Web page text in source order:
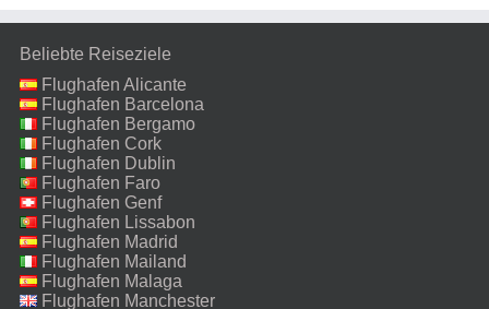
Beliebte Reiseziele
Flughafen Alicante
Flughafen Barcelona
Flughafen Bergamo
Flughafen Cork
Flughafen Dublin
Flughafen Faro
Flughafen Genf
Flughafen Lissabon
Flughafen Madrid
Flughafen Mailand
Malpensa
Flughafen Malaga
Flughafen Manchester